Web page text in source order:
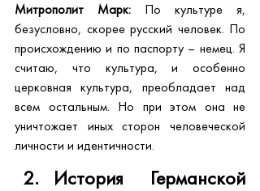
Митрополит Марк: По культуре я,
безусловно, скорее русский человек. По
происхождению и по паспорту – немец. Я
считаю, что культура, и особенно
церковная культура, преобладает над
всем остальным. Но при этом она не
уничтожает иных сторон человеческой
личности и идентичности.
История Германской